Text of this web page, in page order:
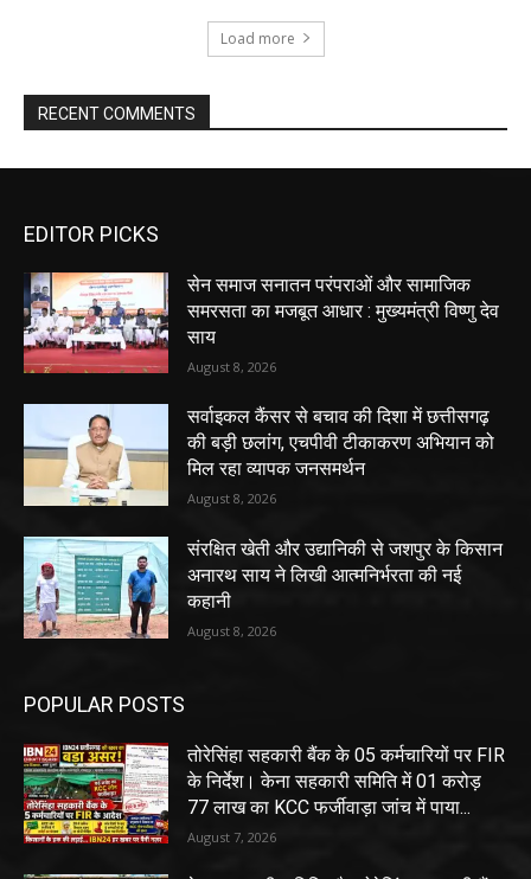
Load more
RECENT COMMENTS
EDITOR PICKS
सेन समाज सनातन परंपराओं और सामाजिक
समरसता का मजबूत आधार : मुख्यमंत्री विष्णु देव
साय
August 8, 2026
सर्वाइकल कैंसर से बचाव की दिशा में छत्तीसगढ़
की बड़ी छलांग, एचपीवी टीकाकरण अभियान को
मिल रहा व्यापक जनसमर्थन
August 8, 2026
संरक्षित खेती और उद्यानिकी से जशपुर के किसान
अनारथ साय ने लिखी आत्मनिर्भरता की नई
कहानी
August 8, 2026
POPULAR POSTS
तोरेसिंहा सहकारी बैंक के 05 कर्मचारियों पर FIR
के निर्देश। केना सहकारी समिति में 01 करोड़
77 लाख का KCC फर्जीवाड़ा जांच में पाया...
August 7, 2026